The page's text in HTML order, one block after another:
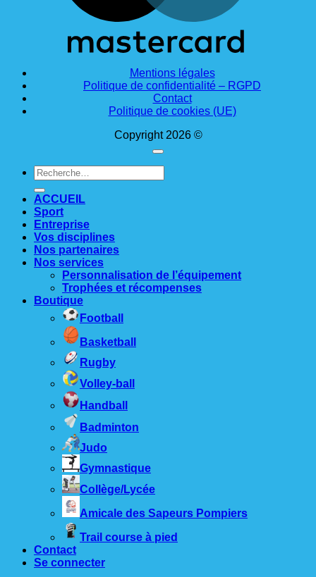
Mentions légales
Politique de confidentialité – RGPD
Contact
Politique de cookies (UE)
Copyright 2026 ©
Recherche
pour :
ACCUEIL
Sport
Entreprise
Vos disciplines
Nos partenaires
Nos services
Personnalisation de l’équipement
Trophées et récompenses
Boutique
Football
Basketball
Rugby
Volley-ball
Handball
Badminton
Judo
Gymnastique
Collège/Lycée
Amicale des Sapeurs Pompiers
Trail course à pied
Contact
Se connecter